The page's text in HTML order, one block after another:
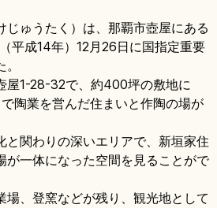
じゅうたく）は、那覇市壺屋にある
平成14年）12月26日に国指定重要
屋1-28-32で、約400坪の敷地に
陶業を営んだ住まいと作陶の場が
と関わりの深いエリアで、新垣家住
が一体になった空間を見ることがで
場、登窯などが残り、観光地として